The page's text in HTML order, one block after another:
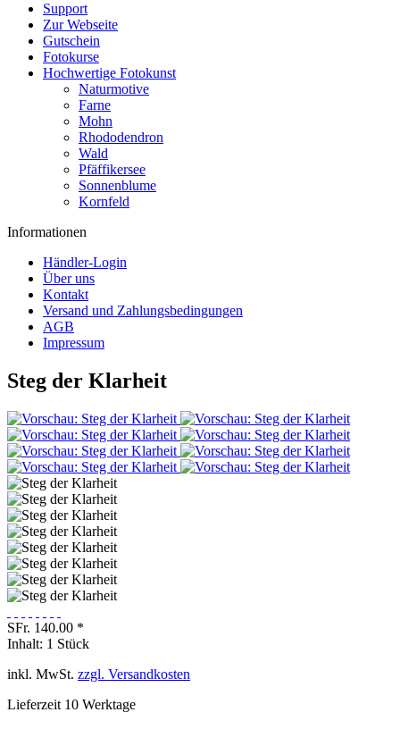
Support
Zur Webseite
Gutschein
Fotokurse
Hochwertige Fotokunst
Naturmotive
Farne
Mohn
Rhododendron
Wald
Pfäffikersee
Sonnenblume
Kornfeld
Informationen
Händler-Login
Über uns
Kontakt
Versand und Zahlungsbedingungen
AGB
Impressum
Steg der Klarheit
SFr. 140.00 *
Inhalt: 1 Stück
inkl. MwSt. zzgl. Versandkosten
Lieferzeit 10 Werktage